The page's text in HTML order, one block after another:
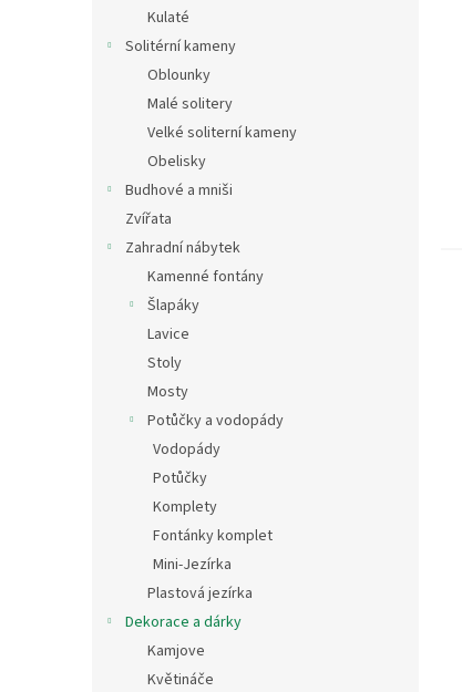
Kulaté
Solitérní kameny
Oblounky
Malé solitery
Velké soliterní kameny
Obelisky
Budhové a mniši
Zvířata
Zahradní nábytek
Kamenné fontány
Šlapáky
Lavice
Stoly
Mosty
Potůčky a vodopády
Vodopády
Potůčky
Komplety
Fontánky komplet
Mini-Jezírka
Plastová jezírka
Dekorace a dárky
Kamjove
Květináče